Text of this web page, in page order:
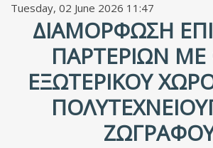
Tuesday, 02 June 2026 11:47
ΔΙΑΜΌΡΦΩΣΗ
ΠΑΡΤΕΡΙΏΝ
ΕΞΩΤΕΡΙΚΟΎ